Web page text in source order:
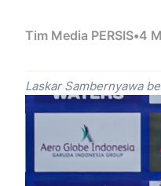
Tim Media PERSIS•4
Laskar Sambernyawa